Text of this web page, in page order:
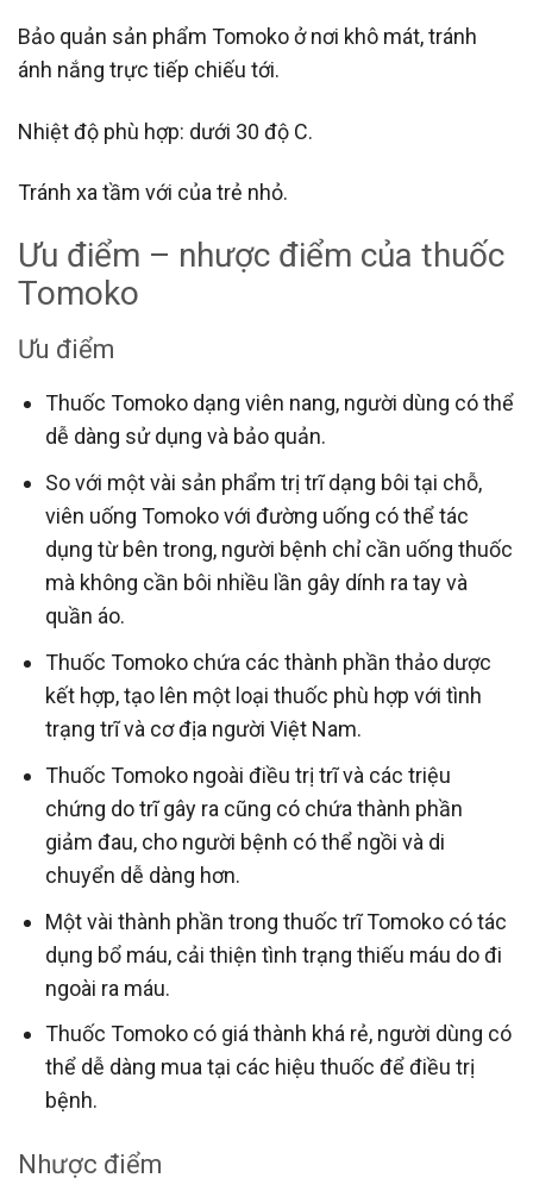
Bảo quản sản phẩm Tomoko ở nơi khô mát, tránh
ánh nắng trực tiếp chiếu tới.
Nhiệt độ phù hợp: dưới 30 độ C.
Tránh xa tầm với của trẻ nhỏ.
Ưu điểm – nhược điểm của thuốc
Tomoko
Ưu điểm
Thuốc Tomoko dạng viên nang, người dùng có thể
dễ dàng sử dụng và bảo quản.
So với một vài sản phẩm trị trĩ dạng bôi tại chỗ,
viên uống Tomoko với đường uống có thể tác
dụng từ bên trong, người bệnh chỉ cần uống thuốc
mà không cần bôi nhiều lần gây dính ra tay và
quần áo.
Thuốc Tomoko chứa các thành phần thảo dược
kết hợp, tạo lên một loại thuốc phù hợp với tình
trạng trĩ và cơ địa người Việt Nam.
Thuốc Tomoko ngoài điều trị trĩ và các triệu
chứng do trĩ gây ra cũng có chứa thành phần
giảm đau, cho người bệnh có thể ngồi và di
chuyển dễ dàng hơn.
Một vài thành phần trong thuốc trĩ Tomoko có tác
dụng bổ máu, cải thiện tình trạng thiếu máu do đi
ngoài ra máu.
Thuốc Tomoko có giá thành khá rẻ, người dùng có
thể dễ dàng mua tại các hiệu thuốc để điều trị
bệnh.
Nhược điểm